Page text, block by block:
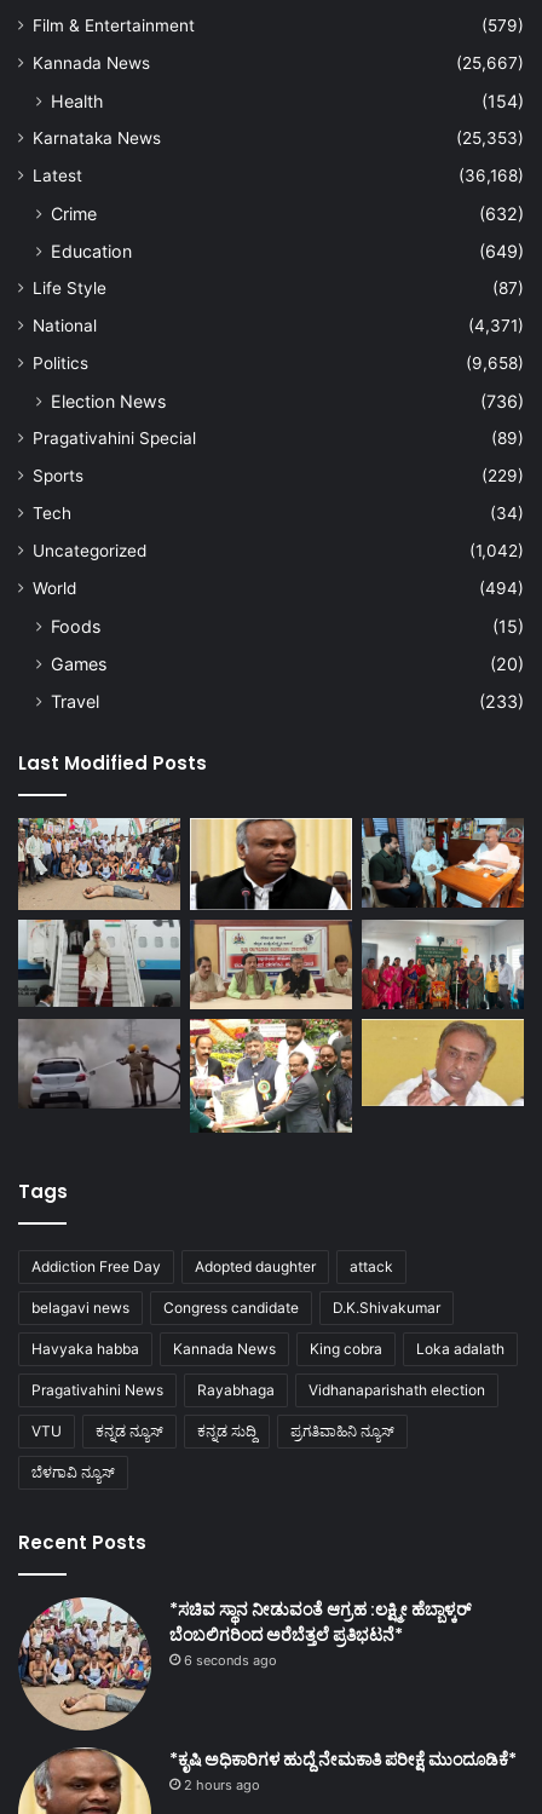
Film & Entertainment
(579)
Kannada News
(25,667)
Health (154)
Karnataka News
(25,353)
Latest
(36,168)
Crime
(632)
Education
(649)
Life Style
(87)
National
(4,371)
Politics
(9,658)
Election News (736)
Pragativahini Special
(89)
Sports
(229)
Tech
(34)
Uncategorized
(1,042)
World
(494)
Foods
(15)
Games
(20)
Travel
(233)
Last Modified Posts
Tags
Addiction Free Day Adopted daughter attack
belagavi news Congress candidate D.K.Shivakumar
Havyaka habba Kannada News King cobra Loka adalath
Pragativahini News Rayabhaga Vidhanaparishath election
VTU ಕನ್ನಡ ನ್ಯೂಸ್ ಕನ್ನಡ ಸುದ್ದಿ ಪ್ರಗತಿವಾಹಿನಿ ನ್ಯೂಸ್
ಬೆಳಗಾವಿ ನ್ಯೂಸ್
Recent Posts
*ಸಚಿವ ಸ್ಥಾನ ನೀಡುವಂತೆ ಆಗ್ರಹ :ಲಕ್ಷ್ಮೀ ಹೆಬ್ಬಾಳ್ಕರ್
ಬೆಂಬಲಿಗರಿಂದ ಅರೆಬೆತ್ತಲೆ ಪ್ರತಿಭಟನೆ*
6 seconds ago
*ಕೃಷಿ ಅಧಿಕಾರಿಗಳ ಹುದ್ದೆ ನೇಮಕಾತಿ ಪರೀಕ್ಷೆ ಮುಂದೂಡಿಕೆ*
2 hours ago